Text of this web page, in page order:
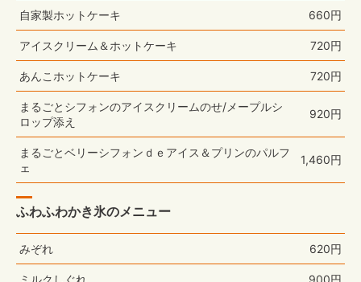
自家製ホットケーキ 660円
アイスクリーム＆ホットケーキ 720円
あんこホットケーキ 720円
まるごとシフォンのアイスクリームのせ/メープルシ
ロップ添え
920円
まるごとベリーシフォンｄｅアイス＆プリンのパルフ
ェ
1,460円
ふわふわかき氷のメニュー
みぞれ 620円
ミルクしぐれ 900円